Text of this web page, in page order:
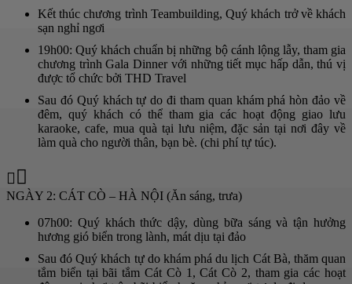
Kết thúc chương trình Teambuilding, Quý khách trở về khách
sạn nghỉ ngơi
19h00: Quý khách chuẩn bị những bộ cánh lộng lẫy, tham gia
chương trình Gala Dinner với những tiết mục hấp dẫn, thú vị
được tổ chức bởi THD Travel
Sau đó Quý khách tự do đi tham quan khám phá hòn đảo về
đêm, quý khách có thể tham gia các hoạt động giao lưu
karaoke, cafe, mua quà tại lưu niệm, đặc sản tại nơi đây về
làm quà cho người thân, bạn bè. (chi phí tự túc).
NGÀY 2: CÁT CÒ – HÀ NỘI (Ăn sáng, trưa)
07h00: Quý khách thức dậy, dùng bữa sáng và tận hưởng
hương gió biển trong lành, mát dịu tại đảo
Sau đó Quý khách tự do khám phá du lịch Cát Bà, thăm quan
tắm biển tại bãi tắm Cát Cò 1, Cát Cò 2, tham gia các hoạt